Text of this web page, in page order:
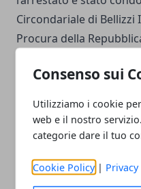
Consenso sui
Utilizziamo i cookie
web e il nostro
categorie dare il tuo
Cookie Policy |
Circondariale di
Procura della
Facebook